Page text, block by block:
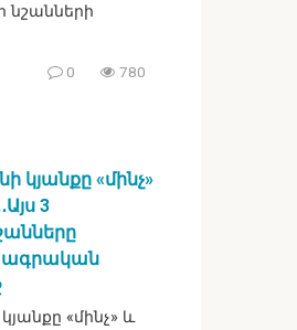
նշանների
0 780
կյանքը «մինչ»
3
«մինչ» և